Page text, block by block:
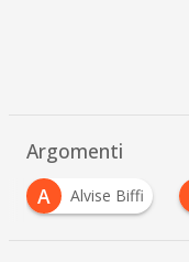
Argomenti
A
Andrea Rangone